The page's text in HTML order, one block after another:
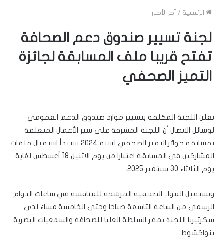
الرئيسية / آخر الأخبار
لجنة تسيير صندوق دعم الصحافة
تفتح قريبا ملف المسابقة لجائزة
التميز الصحفي
تعلن اللجنة المكلفة بتسيير موارد صندوق الدعم العمومي
لوسائل الاتصال أن اللجنة المشرفة على سير الأعمال المتعلقة
بمسابقة جوائز التميز الصحفي لسنة 2024 ستبدأ استقبال ملفات
المشاركين في المسابقة اعتبارا من يوم الاثنين 18 أغسطس لغاية
يوم الثلاثاء 30 سبتمبر 2025.
‏‎وتستقبل المواد الصحفية المرشحة للمنافسة في ساعات الدوام
الرسمي من الساعة التاسعة صباحا وحتى الخامسة مساءً لدى
سكرتيريا اللجنة بمقر السلطة العليا للصحافة والسمعيات البصرية
بنواكشوط.